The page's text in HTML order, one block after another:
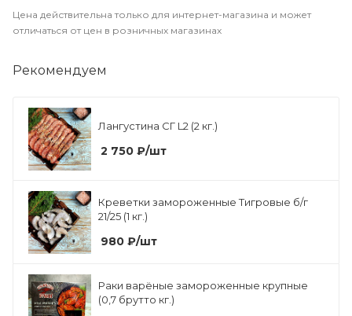
Цена действительна только для интернет-магазина и может
отличаться от цен в розничных магазинах
Рекомендуем
Лангустина СГ L2 (2 кг.)
2 750 ₽/шт
Креветки замороженные Тигровые б/г
21/25 (1 кг.)
980 ₽/шт
Раки варёные замороженные крупные
(0,7 брутто кг.)